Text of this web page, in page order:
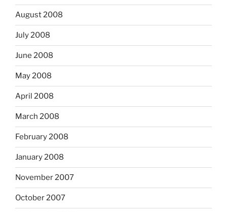
August 2008
July 2008
June 2008
May 2008
April 2008
March 2008
February 2008
January 2008
November 2007
October 2007